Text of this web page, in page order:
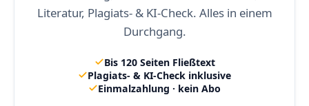
Literatur, Plagiats- & KI-Check. Alles in einem
Durchgang.
Bis 120 Seiten Fließtext
Plagiats- & KI-Check inklusive
Einmalzahlung · kein Abo